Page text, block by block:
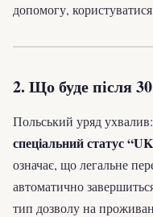
допомогу,
2. Що буде після
Польський уряд ухвалив:
спеціальний статус
означає, що легальне
автоматично
тип дозволу на